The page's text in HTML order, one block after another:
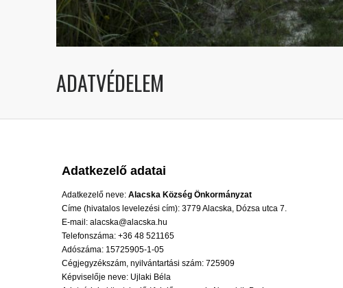
ADATVÉDELEM